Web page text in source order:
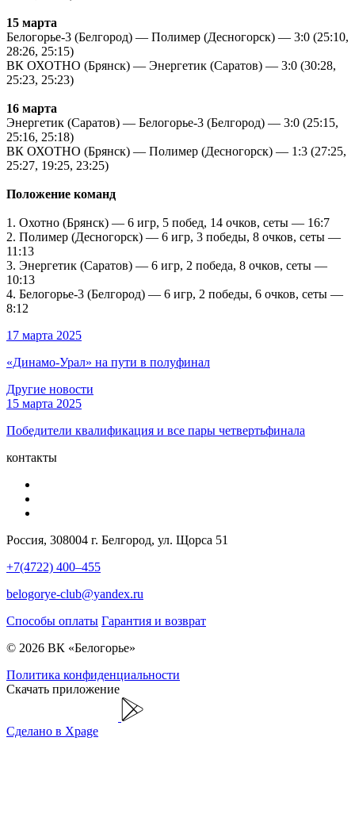
15 марта
Белогорье-3 (Белгород) — Полимер (Десногорск) — 3:0 (25:10,
28:26, 25:15)
ВК ОХОТНО (Брянск) — Энергетик (Саратов) — 3:0 (30:28,
25:23, 25:23)
16 марта
Энергетик (Саратов) — Белогорье-3 (Белгород) — 3:0 (25:15,
25:16, 25:18)
ВК ОХОТНО (Брянск) — Полимер (Десногорск) — 1:3 (27:25,
25:27, 19:25, 23:25)
Положение команд
1. Охотно (Брянск) — 6 игр, 5 побед, 14 очков, сеты — 16:7
2. Полимер (Десногорск) — 6 игр, 3 победы, 8 очков, сеты —
11:13
3. Энергетик (Саратов) — 6 игр, 2 победа, 8 очков, сеты —
10:13
4. Белогорье-3 (Белгород) — 6 игр, 2 победы, 6 очков, сеты —
8:12
17 марта 2025
«Динамо-Урал» на пути в полуфинал
Другие новости
15 марта 2025
Победители квалификация и все пары четвертьфинала
контакты
Россия, 308004 г. Белгород, ул. Щорса 51
+7(4722) 400–455
belogorye-club@yandex.ru
Способы оплаты Гарантия и возврат
© 2026 ВК «Белогорье»
Политика конфиденциальности
Скачать приложение
Сделано в Xpage